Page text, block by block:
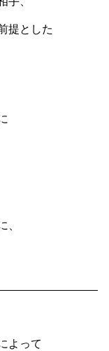
提とした
よって